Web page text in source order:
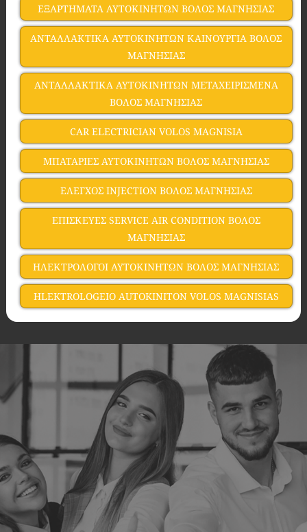
ΕΞΑΡΤΗΜΑΤΑ ΑΥΤΟΚΙΝΗΤΩΝ ΒΟΛΟΣ ΜΑΓΝΗΣΙΑΣ
ΑΝΤΑΛΛΑΚΤΙΚΑ ΑΥΤΟΚΙΝΗΤΩΝ ΚΑΙΝΟΥΡΓΙΑ ΒΟΛΟΣ
ΜΑΓΝΗΣΙΑΣ
ΑΝΤΑΛΛΑΚΤΙΚΑ ΑΥΤΟΚΙΝΗΤΩΝ ΜΕΤΑΧΕΙΡΙΣΜΕΝΑ
ΒΟΛΟΣ ΜΑΓΝΗΣΙΑΣ
CAR ELECTRICIAN VOLOS MAGNISIA
ΜΠΑΤΑΡΙΕΣ ΑΥΤΟΚΙΝΗΤΩΝ ΒΟΛΟΣ ΜΑΓΝΗΣΙΑΣ
ΕΛΕΓΧΟΣ INJECTION ΒΟΛΟΣ ΜΑΓΝΗΣΙΑΣ
ΕΠΙΣΚΕΥΕΣ SERVICE AIR CONDITION ΒΟΛΟΣ
ΜΑΓΝΗΣΙΑΣ
ΗΛΕΚΤΡΟΛΟΓΟΙ ΑΥΤΟΚΙΝΗΤΩΝ ΒΟΛΟΣ ΜΑΓΝΗΣΙΑΣ
HLEKTROLOGEIO AUTOKINITON VOLOS MAGNISIAS